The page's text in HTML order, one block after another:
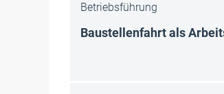
Betriebsführung
Baustellenfahrt als